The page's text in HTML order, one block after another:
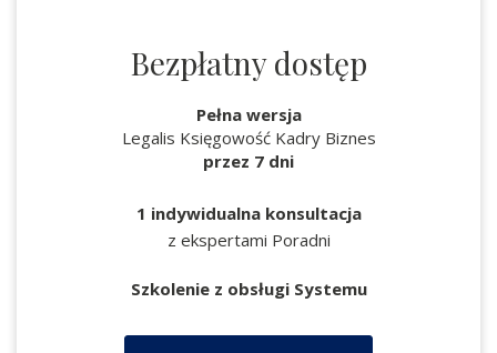
Bezpłatny dostęp
Pełna wersja
Legalis Księgowość Kadry Biznes
przez 7 dni
1 indywidualna konsultacja
z ekspertami Poradni
Szkolenie z obsługi Systemu